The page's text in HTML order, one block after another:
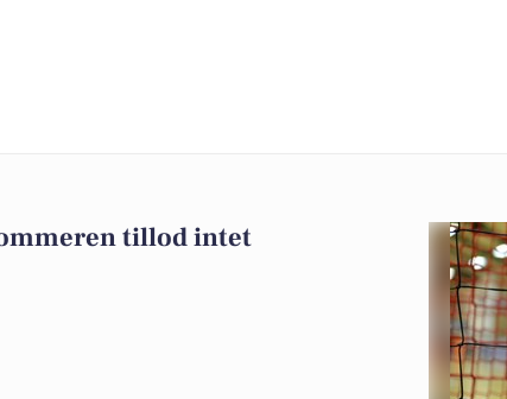
tillod intet